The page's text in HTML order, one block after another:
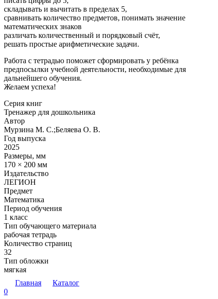
складывать и вычитать в пределах 5,
сравнивать количество предметов, понимать значение
математических знаков
различать количественный и порядковый счёт,
решать простые арифметические задачи.
Работа с тетрадью поможет сформировать у ребёнка
предпосылки учебной деятельности, необходимые для
дальнейшего обучения.
Желаем успеха!
Серия книг
Тренажер для дошкольника
Автор
Мурзина М. С.;Беляева О. В.
Год выпуска
2025
Размеры, мм
170 × 200 мм
Издательство
ЛЕГИОН
Предмет
Математика
Период обучения
1 класс
Тип обучающего материала
рабочая тетрадь
Количество страниц
32
Тип обложки
мягкая
Главная
Каталог
0